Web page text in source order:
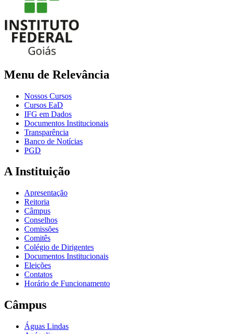
Menu de Relevância
Nossos Cursos
Cursos EaD
IFG em Dados
Documentos Institucionais
Transparência
Banco de Notícias
PGD
A Instituição
Apresentação
Reitoria
Câmpus
Conselhos
Comissões
Comitês
Colégio de Dirigentes
Documentos Institucionais
Eleições
Contatos
Horário de Funcionamento
Câmpus
Águas Lindas